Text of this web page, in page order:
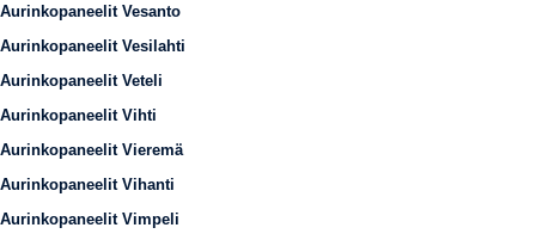
Aurinkopaneelit Vesanto
Aurinkopaneelit Vesilahti
Aurinkopaneelit Veteli
Aurinkopaneelit Vihti
Aurinkopaneelit Vieremä
Aurinkopaneelit Vihanti
Aurinkopaneelit Vimpeli